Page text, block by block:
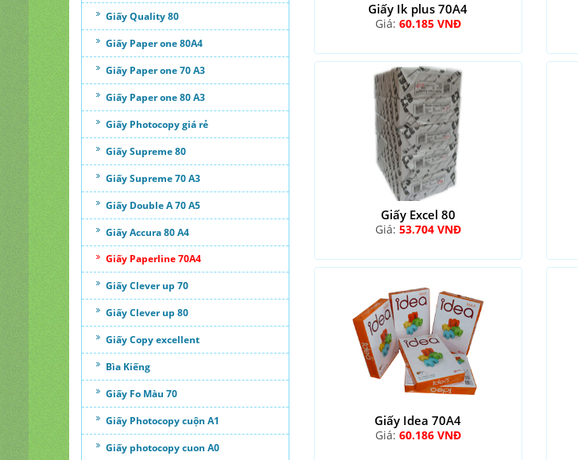
Giấy Quality 80
Giấy Paper one 80A4
Giấy Paper one 70 A3
Giấy Paper one 80 A3
Giấy Photocopy giá rẻ
Giấy Supreme 80
Giấy Supreme 70 A3
Giấy Double A 70 A5
Giấy Accura 80 A4
Giấy Paperline 70A4
Giấy Clever up 70
Giấy Clever up 80
Giấy Copy excellent
Bìa Kiếng
Giấy Fo Màu 70
Giấy Photocopy cuộn A1
Giấy photocopy cuon A0
Giấy Ik plus 70A4
Giá: 60.185 VNĐ
Giấy Excel 80
Giá: 53.704 VNĐ
Giấy Idea 70A4
Giá: 60.186 VNĐ